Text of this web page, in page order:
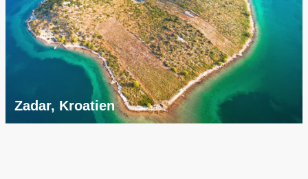
Zadar, Kroatien